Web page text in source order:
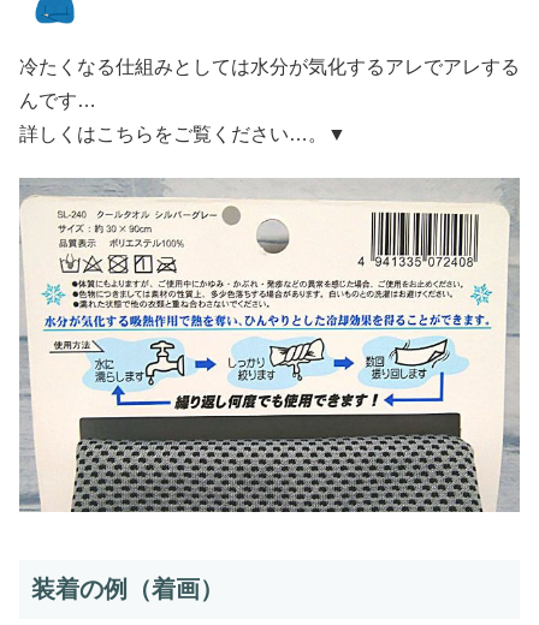
冷たくなる仕組みとしては水分が気化するアレでアレする
んです…
詳しくはこちらをご覧ください…。▼
装着の例（着画）